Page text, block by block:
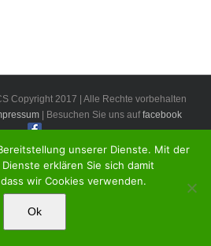
Copyright 2017 | Alle Rechte vorbehalten
| Besuchen Sie uns auffacebook
unserer Dienste. Mit der
erklären Sie sich damit
wir Cookies verwenden.
Ok